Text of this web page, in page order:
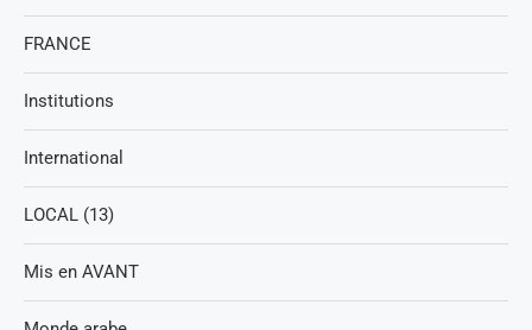
FRANCE
Institutions
International
LOCAL (13)
Mis en AVANT